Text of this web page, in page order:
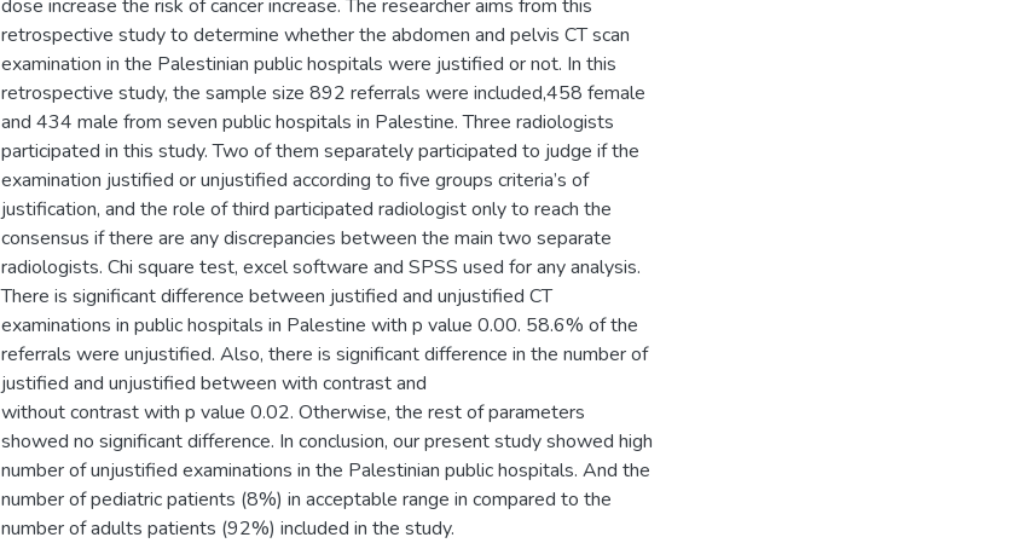
dose increase the risk of cancer increase. The researcher aims from this
retrospective study to determine whether the abdomen and pelvis CT scan
examination in the Palestinian public hospitals were justified or not. In this
retrospective study, the sample size 892 referrals were included,458 female
and 434 male from seven public hospitals in Palestine. Three radiologists
participated in this study. Two of them separately participated to judge if the
examination justified or unjustified according to five groups criteria’s of
justification, and the role of third participated radiologist only to reach the
consensus if there are any discrepancies between the main two separate
radiologists. Chi square test, excel software and SPSS used for any analysis.
There is significant difference between justified and unjustified CT
examinations in public hospitals in Palestine with p value 0.00. 58.6% of the
referrals were unjustified. Also, there is significant difference in the number of
justified and unjustified between with contrast and
without contrast with p value 0.02. Otherwise, the rest of parameters
showed no significant difference. In conclusion, our present study showed high
number of unjustified examinations in the Palestinian public hospitals. And the
number of pediatric patients (8%) in acceptable range in compared to the
number of adults patients (92%) included in the study.